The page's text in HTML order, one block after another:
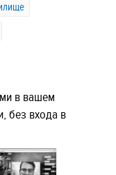
в вашем
без входа в